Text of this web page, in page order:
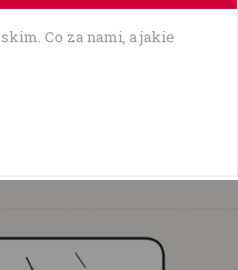
Co za nami, a jakie
— 19-latek stracił